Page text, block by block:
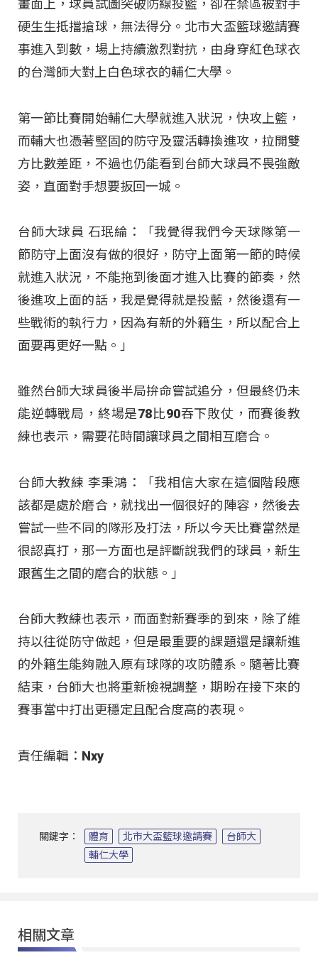
畫面上，球員試圖突破防線投籃，卻在禁區被對手
硬生生抵擋搶球，無法得分。北市大盃籃球邀請賽
事進入到數，場上持續激烈對抗，由身穿紅色球衣
的台灣師大對上白色球衣的輔仁大學。
第一節比賽開始輔仁大學就進入狀況，快攻上籃，
而輔大也憑著堅固的防守及靈活轉換進攻，拉開雙
方比數差距，不過也仍能看到台師大球員不畏強敵
姿，直面對手想要扳回一城。
台師大球員 石珉綸：「我覺得我們今天球隊第一
節防守上面沒有做的很好，防守上面第一節的時候
就進入狀況，不能拖到後面才進入比賽的節奏，然
後進攻上面的話，我是覺得就是投藍，然後還有一
些戰術的執行力，因為有新的外籍生，所以配合上
面要再更好一點。」
雖然台師大球員後半局拚命嘗試追分，但最終仍未
能逆轉戰局，終場是78比90吞下敗仗，而賽後教
練也表示，需要花時間讓球員之間相互磨合。
台師大教練 李秉鴻：「我相信大家在這個階段應
該都是處於磨合，就找出一個很好的陣容，然後去
嘗試一些不同的隊形及打法，所以今天比賽當然是
很認真打，那一方面也是評斷說我們的球員，新生
跟舊生之間的磨合的狀態。」
台師大教練也表示，而面對新賽季的到來，除了維
持以往從防守做起，但是最重要的課題還是讓新進
的外籍生能夠融入原有球隊的攻防體系。隨著比賽
結束，台師大也將重新檢視調整，期盼在接下來的
賽事當中打出更穩定且配合度高的表現。
責任編輯：Nxy
關鍵字： 體育 北市大盃籃球邀請賽
台師大
輔仁大學
相關文章